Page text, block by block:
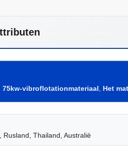
75kw-vibroflotationmateriaal Het
Thailand, Australië